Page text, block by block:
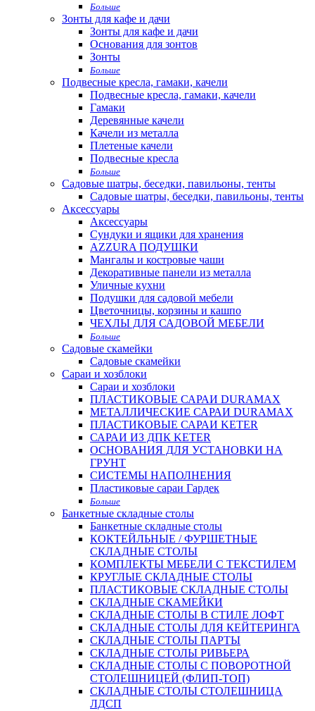
Больше
Зонты для кафе и дачи
Зонты для кафе и дачи
Основания для зонтов
Зонты
Больше
Подвесные кресла, гамаки, качели
Подвесные кресла, гамаки, качели
Гамаки
Деревянные качели
Качели из металла
Плетеные качели
Подвесные кресла
Больше
Садовые шатры, беседки, павильоны, тенты
Садовые шатры, беседки, павильоны, тенты
Аксессуары
Аксессуары
Сундуки и ящики для хранения
AZZURA ПОДУШКИ
Мангалы и костровые чаши
Декоративные панели из металла
Уличные кухни
Подушки для садовой мебели
Цветочницы, корзины и кашпо
ЧЕХЛЫ ДЛЯ САДОВОЙ МЕБЕЛИ
Больше
Садовые скамейки
Садовые скамейки
Сараи и хозблоки
Сараи и хозблоки
ПЛАСТИКОВЫЕ САРАИ DURAMAX
МЕТАЛЛИЧЕСКИЕ САРАИ DURAMAX
ПЛАСТИКОВЫЕ САРАИ KETER
САРАИ ИЗ ДПК KETER
ОСНОВАНИЯ ДЛЯ УСТАНОВКИ НА
ГРУНТ
СИСТЕМЫ НАПОЛНЕНИЯ
Пластиковые сараи Гардек
Больше
Банкетные складные столы
Банкетные складные столы
КОКТЕЙЛЬНЫЕ / ФУРШЕТНЫЕ
СКЛАДНЫЕ СТОЛЫ
КОМПЛЕКТЫ МЕБЕЛИ С ТЕКСТИЛЕМ
КРУГЛЫЕ СКЛАДНЫЕ СТОЛЫ
ПЛАСТИКОВЫЕ СКЛАДНЫЕ СТОЛЫ
СКЛАДНЫЕ СКАМЕЙКИ
СКЛАДНЫЕ СТОЛЫ В СТИЛЕ ЛОФТ
СКЛАДНЫЕ СТОЛЫ ДЛЯ КЕЙТЕРИНГА
СКЛАДНЫЕ СТОЛЫ ПАРТЫ
СКЛАДНЫЕ СТОЛЫ РИВЬЕРА
СКЛАДНЫЕ СТОЛЫ С ПОВОРОТНОЙ
СТОЛЕШНИЦЕЙ (ФЛИП-ТОП)
СКЛАДНЫЕ СТОЛЫ СТОЛЕШНИЦА
ЛДСП